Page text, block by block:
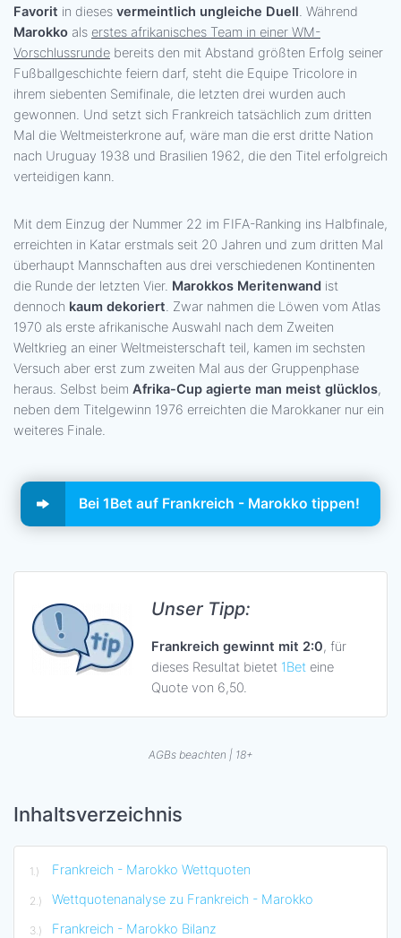
Favorit in dieses vermeintlich ungleiche Duell. Während
Marokko als erstes afrikanisches Team in einer WM-
Vorschlussrunde bereits den mit Abstand größten Erfolg seiner
Fußballgeschichte feiern darf, steht die Equipe Tricolore in
ihrem siebenten Semifinale, die letzten drei wurden auch
gewonnen. Und setzt sich Frankreich tatsächlich zum dritten
Mal die Weltmeisterkrone auf, wäre man die erst dritte Nation
nach Uruguay 1938 und Brasilien 1962, die den Titel erfolgreich
verteidigen kann.
Mit dem Einzug der Nummer 22 im FIFA-Ranking ins Halbfinale,
erreichten in Katar erstmals seit 20 Jahren und zum dritten Mal
überhaupt Mannschaften aus drei verschiedenen Kontinenten
die Runde der letzten Vier. Marokkos Meritenwand ist
dennoch kaum dekoriert. Zwar nahmen die Löwen vom Atlas
1970 als erste afrikanische Auswahl nach dem Zweiten
Weltkrieg an einer Weltmeisterschaft teil, kamen im sechsten
Versuch aber erst zum zweiten Mal aus der Gruppenphase
heraus. Selbst beim Afrika-Cup agierte man meist glücklos,
neben dem Titelgewinn 1976 erreichten die Marokkaner nur ein
weiteres Finale.
Bei 1Bet auf Frankreich - Marokko tippen!
Unser Tipp:
Frankreich gewinnt mit 2:0, für
dieses Resultat bietet 1Bet eine
Quote von 6,50.
AGBs beachten | 18+
Inhaltsverzeichnis
Frankreich - Marokko Wettquoten
Wettquotenanalyse zu Frankreich - Marokko
Frankreich - Marokko Bilanz